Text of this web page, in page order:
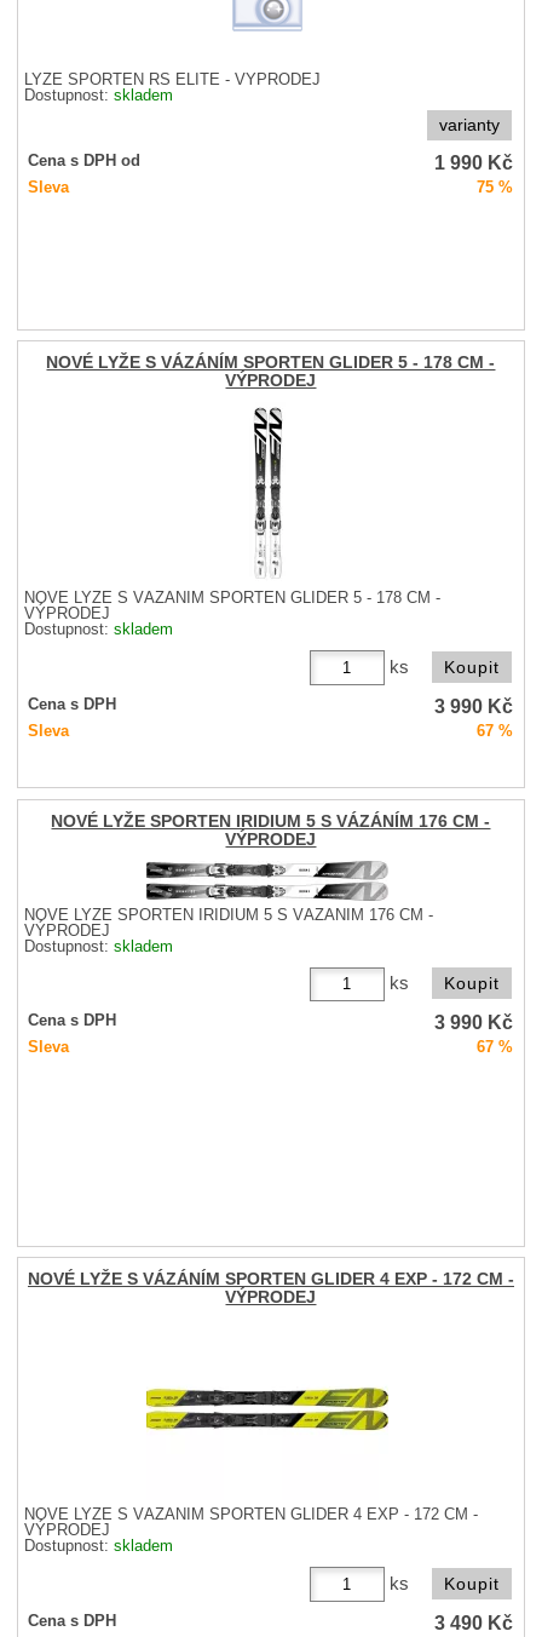
LYŽE SPORTEN RS ELITE - VÝPRODEJ
Dostupnost:skladem
varianty
Cena s DPH od 1 990 Kč
Sleva 75 %
NOVÉ LYŽE S VÁZÁNÍM SPORTEN GLIDER 5 - 178 CM -
VÝPRODEJ
NOVÉ LYŽE S VÁZÁNÍM SPORTEN GLIDER 5 - 178 CM -
VÝPRODEJ
Dostupnost:skladem
ks
Cena s DPH 3 990 Kč
Sleva 67 %
NOVÉ LYŽE SPORTEN IRIDIUM 5 S VÁZÁNÍM 176 CM -
VÝPRODEJ
NOVÉ LYŽE SPORTEN IRIDIUM 5 S VÁZÁNÍM 176 CM -
VÝPRODEJ
Dostupnost:skladem
ks
Cena s DPH 3 990 Kč
Sleva 67 %
NOVÉ LYŽE S VÁZÁNÍM SPORTEN GLIDER 4 EXP - 172 CM -
VÝPRODEJ
NOVÉ LYŽE S VÁZÁNÍM SPORTEN GLIDER 4 EXP - 172 CM -
VÝPRODEJ
Dostupnost:skladem
ks
Cena s DPH 3 490 Kč